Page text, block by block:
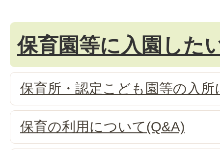
保育園等に入園した
保育所・認定こども園等の入所
保育の利用について(Q&A)